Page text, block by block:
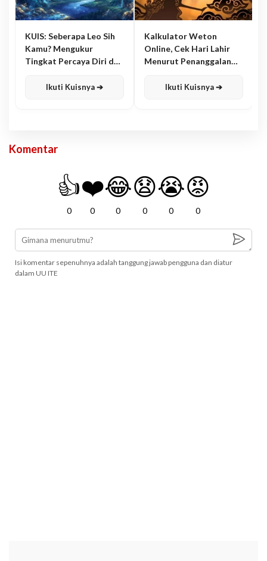
KUIS: Seberapa Leo Sih
Kamu? Mengukur
Tingkat Percaya Diri dan
Ikuti Kuisnya ➔
Kalkulator Weton
Online, Cek Hari Lahir
Menurut Penanggalan
Ikuti Kuisnya ➔
Komentar
👍
0
❤️
0
😂
0
😧
0
😭
0
😡
0
Isi komentar sepenuhnya adalah tanggung jawab pengguna dan diatur
dalam UU ITE